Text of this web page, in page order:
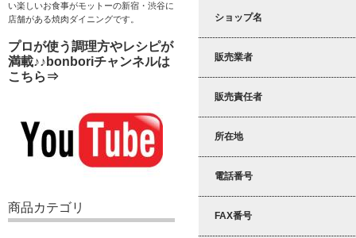
ショップ名
販売業者
販売責任者
所在地
電話番号
FAX番号
い楽しいお食事がモットーの新宿・渋谷に
店舗がある焼肉ダイニングです。
プロが使う調理方やレシピが
満載♪♪bonboriチャンネルは
こちら⇒
商品カテゴリ